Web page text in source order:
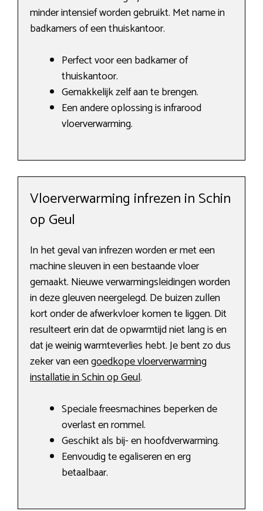
minder intensief worden gebruikt. Met name in
badkamers of een thuiskantoor.
Perfect voor een badkamer of
thuiskantoor.
Gemakkelijk zelf aan te brengen.
Een andere oplossing is infrarood
vloerverwarming.
Vloerverwarming infrezen in Schin
op Geul
In het geval van infrezen worden er met een
machine sleuven in een bestaande vloer
gemaakt. Nieuwe verwarmingsleidingen worden
in deze gleuven neergelegd. De buizen zullen
kort onder de afwerkvloer komen te liggen. Dit
resulteert erin dat de opwarmtijd niet lang is en
dat je weinig warmteverlies hebt. Je bent zo dus
zeker van eengoedkope vloerverwarming
installatie in Schin op Geul.
Speciale freesmachines beperken de
overlast en rommel.
Geschikt als bij- en hoofdverwarming.
Eenvoudig te egaliseren en erg
betaalbaar.